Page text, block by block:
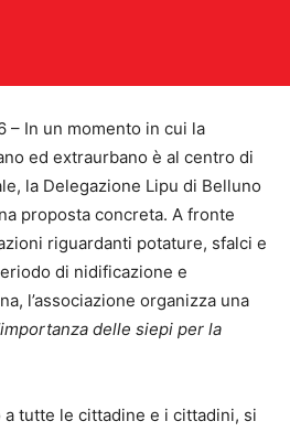
– In un momento in cui la
ed extraurbano è al centro di
la Delegazione Lipu di Belluno
proposta concreta. A fronte
riguardanti potature, sfalci e
di nidificazione e
l’associazione organizza una
delle siepi per la
a tutte le cittadine e i cittadini, si